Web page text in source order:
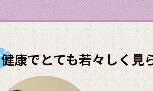
健康でとても若々しく見